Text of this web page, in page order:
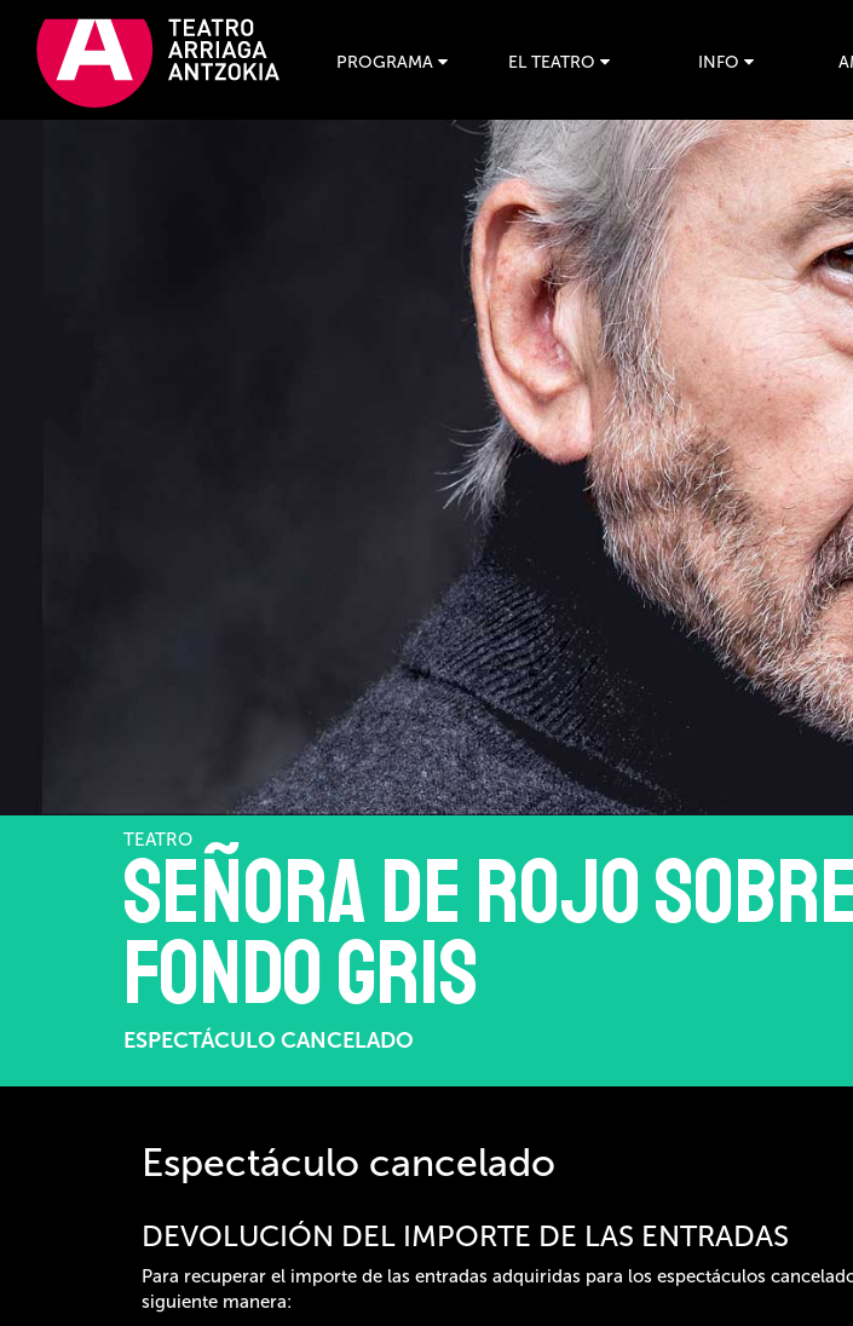
PROGRAMA EL TEATRO INFO
TEATRO
Señora de rojo sobre
fondo gris
ESPECTÁCULO CANCELADO
Espectáculo cancelado
DEVOLUCIÓN DEL IMPORTE DE LAS ENTRADAS
Para recuperar el importe de las entradas adquiridas para los espectáculos
siguiente manera: